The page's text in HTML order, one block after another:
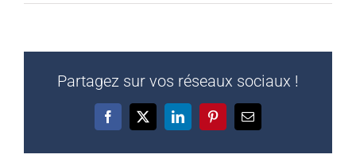
Partagez sur vos réseaux sociaux !
Facebook
X LinkedInPinterestEmail